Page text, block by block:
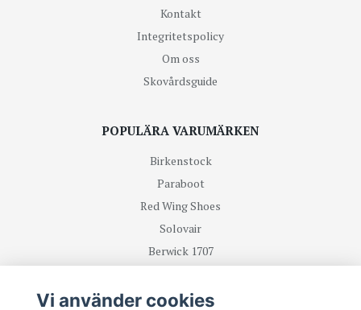
Kontakt
Integritetspolicy
Om oss
Skovårdsguide
POPULÄRA VARUMÄRKEN
Birkenstock
Paraboot
Red Wing Shoes
Solovair
Berwick 1707
Vi använder cookies